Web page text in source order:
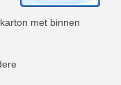
met binnen